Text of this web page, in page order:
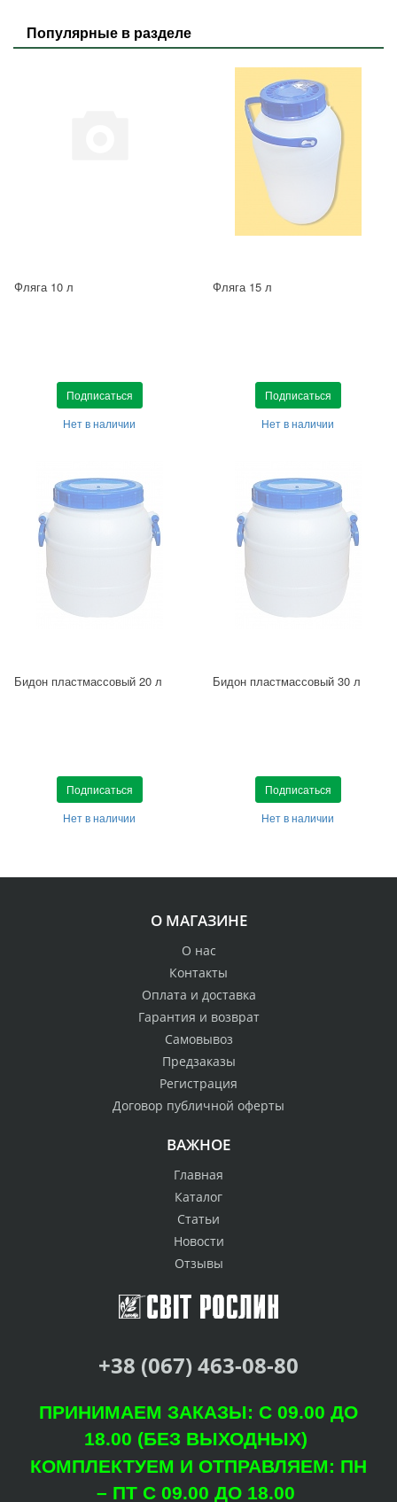
Популярные в разделе
Фляга 10 л
Подписаться
Нет в наличии
Фляга 15 л
Подписаться
Нет в наличии
Бидон пластмассовый 20 л
Подписаться
Нет в наличии
Бидон пластмассовый 30 л
Подписаться
Нет в наличии
О МАГАЗИНЕ
О нас
Контакты
Оплата и доставка
Гарантия и возврат
Самовывоз
Предзаказы
Регистрация
Договор публичной оферты
ВАЖНОЕ
Главная
Каталог
Статьи
Новости
Отзывы
+38 (067) 463-08-80
ПРИНИМАЕМ ЗАКАЗЫ: С 09.00 ДО
18.00 (БЕЗ ВЫХОДНЫХ)
КОМПЛЕКТУЕМ И ОТПРАВЛЯЕМ: ПН
– ПТ С 09.00 ДО 18.00